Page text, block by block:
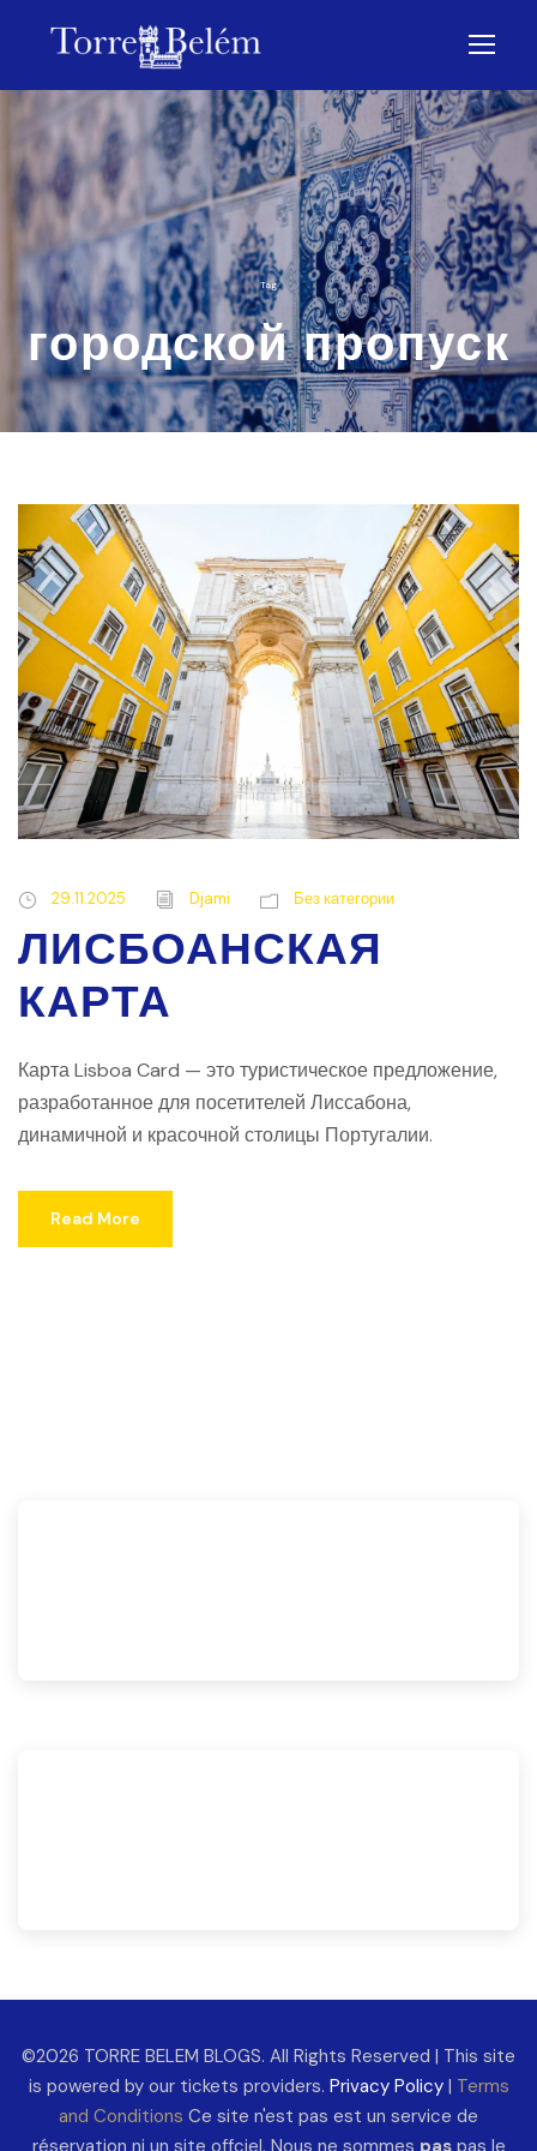
Tag
городской пропуск
29.11.2025 Djami Без категории
ЛИСБОАНСКАЯ
КАРТА
Карта Lisboa Card — это туристическое предложение,
разработанное для посетителей Лиссабона,
динамичной и красочной столицы Португалии.
Read More
©2026 TORRE BELEM BLOGS. All Rights Reserved | This site
is powered by our tickets providers. Privacy Policy| Terms
and Conditions Ce site n'est pas est un service de